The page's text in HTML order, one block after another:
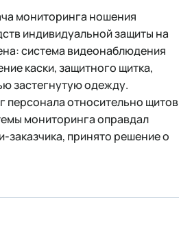
мониторинга ношения
индивидуальной защиты на
система видеонаблюдения
каски, защитного щитка,
застегнутую одежду.
персонала относительно щитов
мониторинга оправдал
заказчика, принято решение о